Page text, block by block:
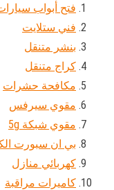
فتح أبواب
فني ستلايت
بنشر متنقل
كراج متنقل
مكافحة حشرات
مقوي سيرفس
مقوي شبكة 5g
بي ان سبورت
كهربائي منازل
كاميرات مراقبة